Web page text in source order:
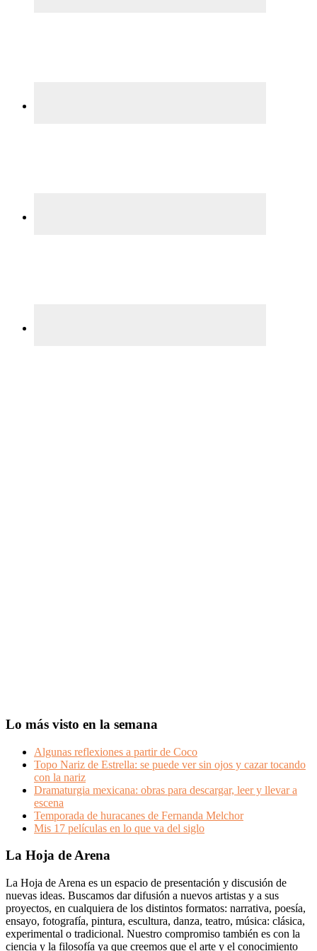
Lo más visto en la semana
Algunas reflexiones a partir de Coco
Topo Nariz de Estrella: se puede ver sin ojos y cazar tocando
con la nariz
Dramaturgia mexicana: obras para descargar, leer y llevar a
escena
Temporada de huracanes de Fernanda Melchor
Mis 17 películas en lo que va del siglo
Footer
La Hoja de Arena
La Hoja de Arena es un espacio de presentación y discusión de
nuevas ideas. Buscamos dar difusión a nuevos artistas y a sus
proyectos, en cualquiera de los distintos formatos: narrativa, poesía,
ensayo, fotografía, pintura, escultura, danza, teatro, música: clásica,
experimental o tradicional. Nuestro compromiso también es con la
ciencia y la filosofía ya que creemos que el arte y el conocimiento